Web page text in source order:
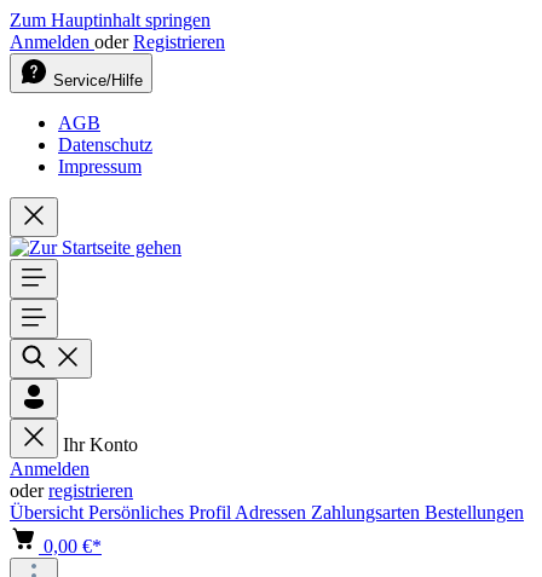
Zum Hauptinhalt springen
Anmelden oder Registrieren
Service/Hilfe
AGB
Datenschutz
Impressum
Ihr Konto
Anmelden
oderregistrieren
Übersicht Persönliches Profil Adressen Zahlungsarten Bestellungen
0,00 €*